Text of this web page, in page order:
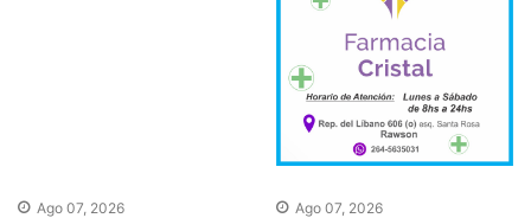
Ago 07, 2026 Ago 07, 2026